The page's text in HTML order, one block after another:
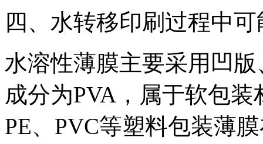
四、水转移印刷过程中
水溶性薄膜主要采用凹
成分为PVA，属于软包
PE、PVC等塑料包装薄